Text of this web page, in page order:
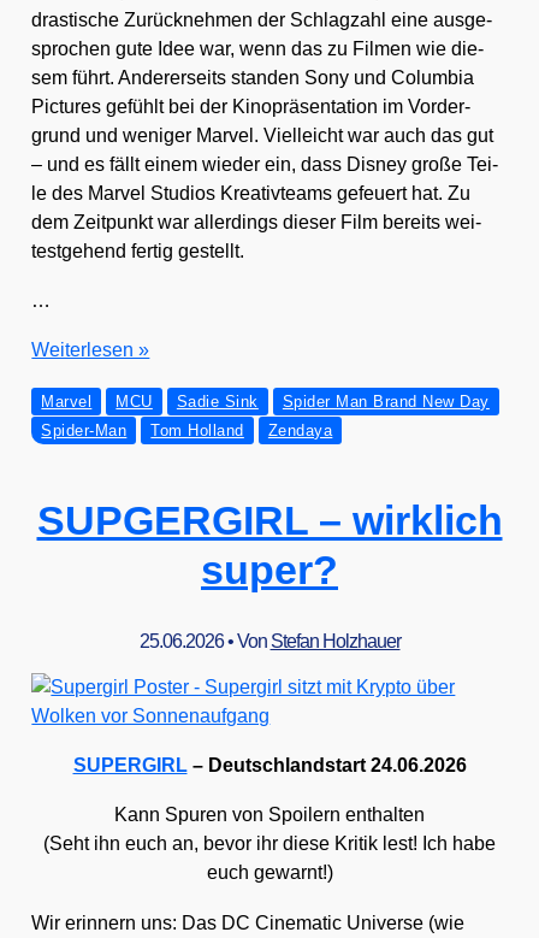
dras­ti­sche Zurück­neh­men der Schlag­zahl eine aus­ge­
spro­chen gute Idee war, wenn das zu Fil­men wie die­
sem führt. Ande­rer­seits stan­den Sony und Colum­bia
Pic­tures gefühlt bei der Kino­prä­sen­ta­ti­on im Vor­der­
grund und weni­ger Mar­vel. Viel­leicht war auch das gut
– und es fällt einem wie­der ein, dass Dis­ney gro­ße Tei­
le des Mar­vel Stu­di­os Krea­tiv­teams gefeu­ert hat. Zu
dem Zeit­punkt war aller­dings die­ser Film bereits wei­
test­ge­hend fer­tig gestellt.
…
Da
gelt
der
sinn:
DAY
Wei­ter­le­sen »
Marvel MCU Sadie Sink
Spider Man Brand New Day
Spider-Man
Tom Holland Zendaya
SUPGERGIRL – wirklich
super?
25.06.2026• Von Stefan Holzhauer
SUPERGIRL– Deutsch­land­start 24.06.2026
Kann Spu­ren von Spoi­lern ent­hal­ten
(Seht ihn euch an, bevor ihr die­se Kri­tik lest! Ich habe
euch gewarnt!)
Wir erin­nern uns: Das DC Cine­ma­tic Uni­ver­se (wie